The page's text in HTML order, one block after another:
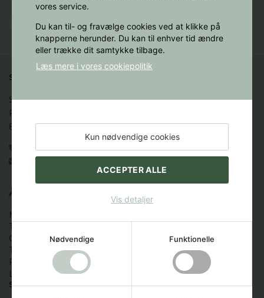
vores service.
Du kan til- og fravælge cookies ved at klikke på
knapperne herunder. Du kan til enhver tid ændre
eller trække dit samtykke tilbage.
Læs mere i vores cookiepolitik
Kun nødvendige cookies
ACCEPTER ALLE
Vis detaljer
Nødvendige Funktionelle
STAKBOGLADEN A/S
Studenternes Hus
Fredrik Nielsens Vej 4
8000 Aarhus C
86 12 88 44
books@stakbogladen.com
ÅBNINGSTIDER
Mandag:  9.00 - 16.00
Tirsdag:   9.00 - 16.00
Onsdag:  9.00 - 16.00
Torsdag:  9.00 - 16.00
Fredag:  9.00 -16.00
Lør.-søn.: Lukket
STAKBOGLADEN BIRK